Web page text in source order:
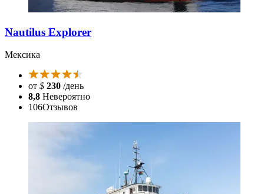
Nautilus Explorer
Мексика
от $ 230 /день
8,8 Невероятно
106Отзывов